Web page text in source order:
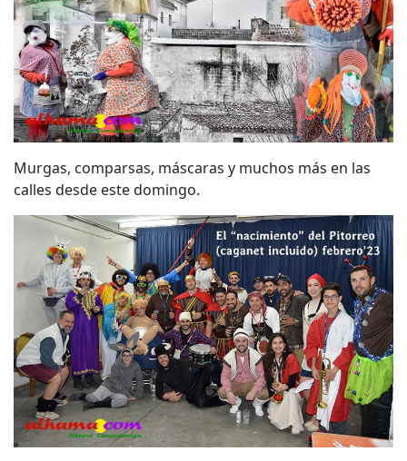
Murgas, comparsas, máscaras y muchos más en las
calles desde este domingo.